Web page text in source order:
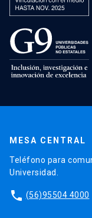
MESA CENTRAL
Teléfono para
Universidad.
phone (56)95504 4000